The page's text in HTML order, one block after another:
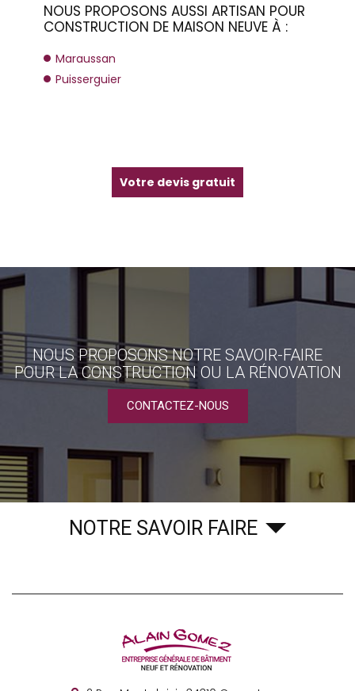
NOUS PROPOSONS AUSSI ARTISAN POUR
CONSTRUCTION DE MAISON NEUVE À :
Maraussan
Puisserguier
Votre devis gratuit
NOUS PROPOSONS NOTRE SAVOIR-FAIRE
POUR LA CONSTRUCTION OU LA RÉNOVATION
CONTACTEZ-NOUS
NOTRE SAVOIR FAIRE